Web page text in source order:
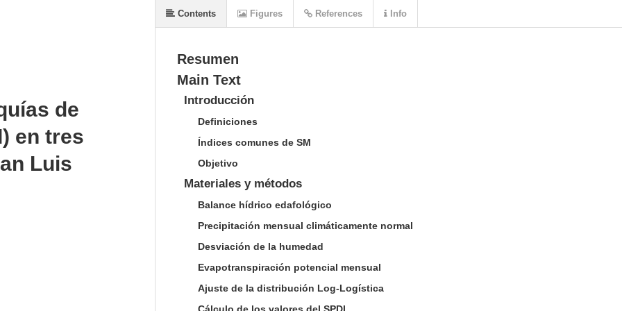
de
en tres
Luis
Resumen
Main Text
Introducción
Definiciones
Índices comunes de SM
Objetivo
Materiales y métodos
Balance hídrico edafológico
Precipitación mensual climáticamente normal
Desviación de la humedad
Evapotranspiración potencial mensual
Ajuste de la distribución Log-Logística
Contents Figures References Info